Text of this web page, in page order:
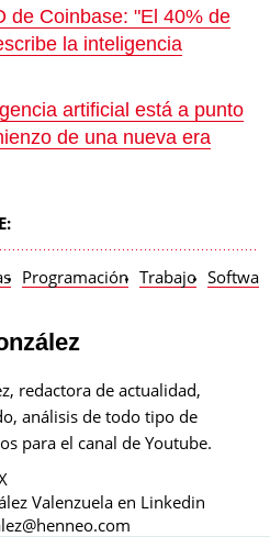
de Coinbase: "El 40% de
la inteligencia
artificial está a punto
de una nueva era
Programación Trabajo
redactora de actualidad,
análisis de todo tipo de
para el canal de Youtube.
Valenzuela en Linkedin